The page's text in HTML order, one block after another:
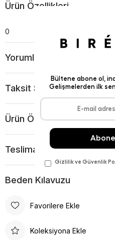
Ürün Özellikleri
0
Yorumlar
Taksit Seçenekleri
Ürün Önerileri
Teslimat Ve İade Koşulları
Beden Kılavuzu
Favorilere Ekle
Koleksiyona Ekle